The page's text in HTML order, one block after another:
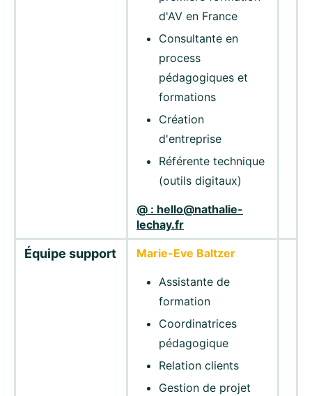
d'AV en France
Consultante en
process
pédagogiques et
formations
Création
d'entreprise
Référente technique
(outils digitaux)
@ : hello@nathalie-
lechay.fr
Équipe support Marie-Eve Baltzer
Assistante de
formation
Coordinatrices
pédagogique
Relation clients
Gestion de projet